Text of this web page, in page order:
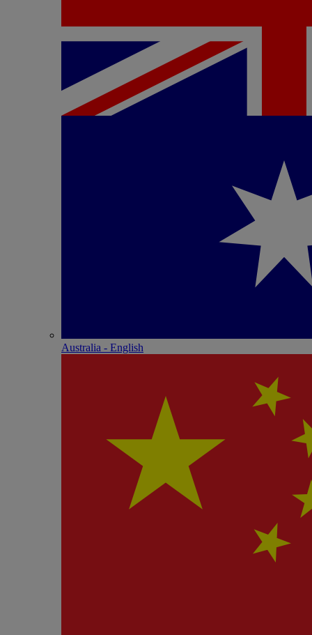
Australia - English